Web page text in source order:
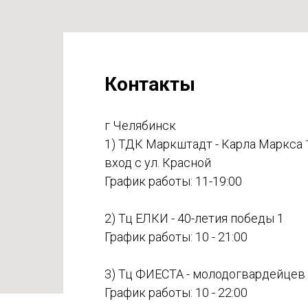
Контакты
г Челябинск
1) ТДК Маркштадт - Карла Маркса
вход с ул. Красной
График работы: 11-19:00
2) Тц ЕЛКИ - 40-летия победы 1
График работы: 10 - 21:00
3) Тц ФИЕСТА - молодогвардейцев
График работы: 10 - 22:00